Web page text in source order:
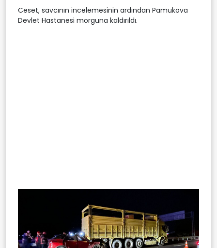
Ceset, savcının incelemesinin ardından Pamukova
Devlet Hastanesi morguna kaldırıldı.